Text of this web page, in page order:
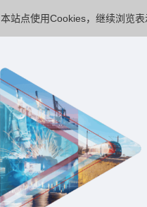
本站点使用Cookies，继续浏览